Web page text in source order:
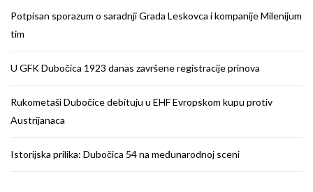
Potpisan sporazum o saradnji Grada Leskovca i kompanije Milenijum
tim
U GFK Dubočica 1923 danas završene registracije prinova
Rukometaši Dubočice debituju u EHF Evropskom kupu protiv
Austrijanaca
Istorijska prilika: Dubočica 54 na međunarodnoj sceni